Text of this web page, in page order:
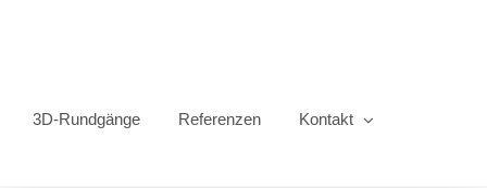
3D-Rundgänge Referenzen Kontakt